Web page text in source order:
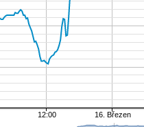
12:00 16. Březen